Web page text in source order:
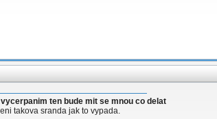
ten bude mit se mnou co delat
takova sranda jak to vypada.